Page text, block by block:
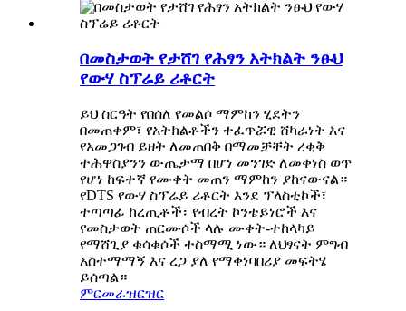
በመስታወት የታሸገ የሕፃን አትክልት ንፁህ
የውሃ ስፕሬይ ሪቶርት
ይህ ስርዓት የበሰለ የመልሶ ማምከን ሂደትን
በመጠቀም፣ የአትክልቶችን ተፈጥሯዊ ሸካራነት እና
የአመጋገብ ይዘት ለመጠበቅ በማመቻቸት ረቂቅ
ተሕዋስያንን ውጤታማ በሆነ መንገድ ለመቀነስ ወጥ
የሆነ ከፍተኛ የሙቀት መጠን ማምከን ያከናውናል።
የDTS የውሃ ስፕሬይ ሪቶርት እንደ ፕላስቲኮች፣
ተጣጣፊ ከረጢቶች፣ የብረት ኮንቴይነሮች እና
የመስታወት ጠርሙሶች ላሉ ​​ሙቀት-ተከላካይ
የማሸጊያ ቁሳቁሶች ተስማሚ ነው። ለህፃናት ምግብ
አስተማማኝ እና ረጋ ያለ የማቀነባበሪያ መፍትሄ
ይሰጣል።
ምርመራዝርዝር